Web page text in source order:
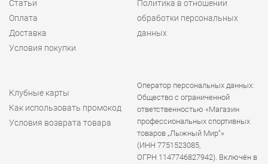
Статьи
Оплата
Доставка
Условия покупки
Политика в отношении
обработки персональных
данных
Клубные карты
Как использовать промокод
Условия возврата товара
Оператор персональных данных:
Общество с ограниченной
ответственностью «Магазин
профессиональных спортивных
товаров „Лыжный Мир“»
(ИНН 7751523085,
ОГРН 1147746827942). Включён в